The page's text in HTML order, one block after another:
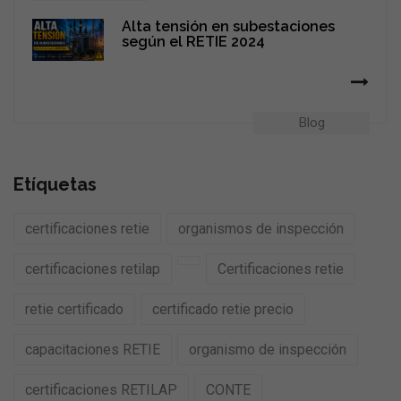
Blog
Alta tensión en subestaciones
según el RETIE 2024
Etíquetas
certificaciones retie organismos de inspección
certificaciones retilap Certificaciones retie
retie certificado certificado retie precio
capacitaciones RETIE organismo de inspección
certificaciones RETILAP CONTE